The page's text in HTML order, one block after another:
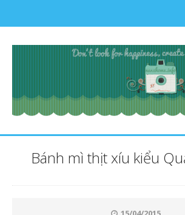
Bánh mì thịt xíu kiểu